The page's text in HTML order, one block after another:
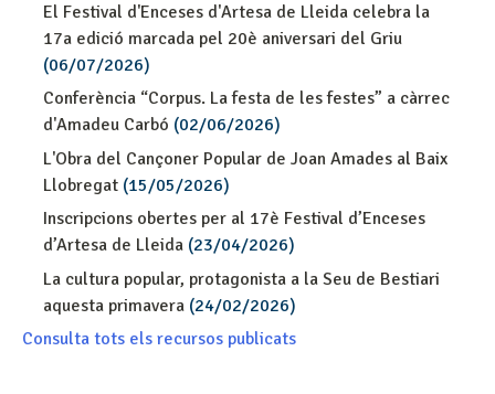
El Festival d'Enceses d'Artesa de Lleida celebra la
17a edició marcada pel 20è aniversari del Griu
(06/07/2026)
Conferència “Corpus. La festa de les festes” a càrrec
d'Amadeu Carbó (02/06/2026)
L'Obra del Cançoner Popular de Joan Amades al Baix
Llobregat (15/05/2026)
Inscripcions obertes per al 17è Festival d’Enceses
d’Artesa de Lleida (23/04/2026)
La cultura popular, protagonista a la Seu de Bestiari
aquesta primavera (24/02/2026)
Consulta tots els recursos publicats